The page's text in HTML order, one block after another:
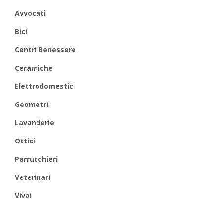
Avvocati
Bici
Centri Benessere
Ceramiche
Elettrodomestici
Geometri
Lavanderie
Ottici
Parrucchieri
Veterinari
Vivai